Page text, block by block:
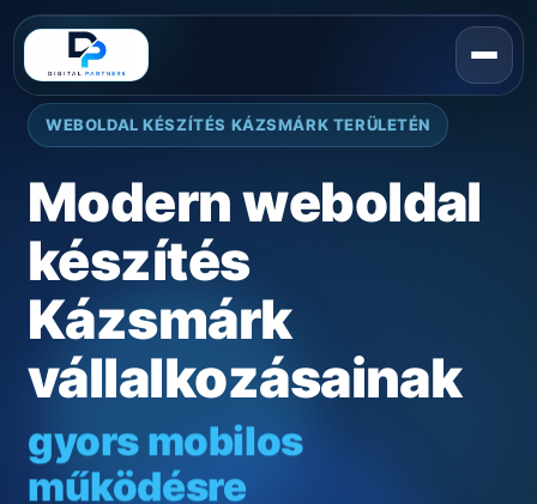
WEBOLDAL KÉSZÍTÉS KÁZSMÁRK TERÜLETÉN
Modern weboldal
készítés
Kázsmárk
vállalkozásainak
gyors mobilos
működésre